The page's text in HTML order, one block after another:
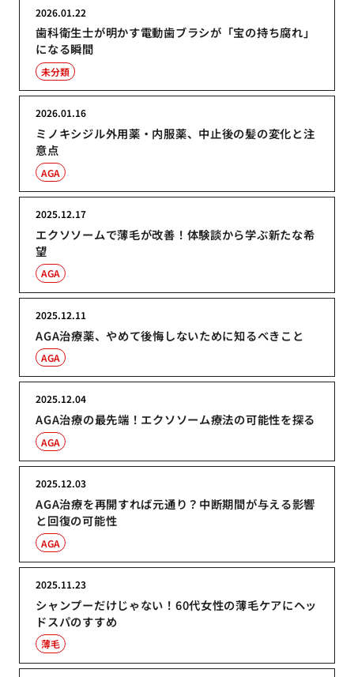
歯科衛生士が明かす電動歯ブラシが「宝の持ち腐れ」
になる瞬間
2026.01.22
未分類
ミノキシジル外用薬・内服薬、中止後の髪の変化と注
意点
2026.01.16
AGA
エクソソームで薄毛が改善！体験談から学ぶ新たな希
望
2025.12.17
AGA
AGA治療薬、やめて後悔しないために知るべきこと
2025.12.11
AGA
AGA治療の最先端！エクソソーム療法の可能性を探る
2025.12.04
AGA
AGA治療を再開すれば元通り？中断期間が与える影響
と回復の可能性
2025.12.03
AGA
シャンプーだけじゃない！60代女性の薄毛ケアにヘッ
ドスパのすすめ
2025.11.23
薄毛